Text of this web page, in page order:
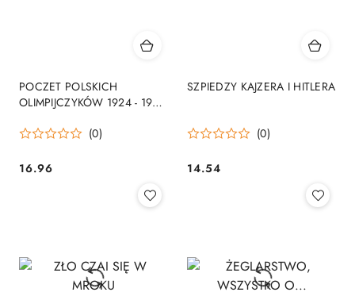
POCZET POLSKICH
OLIMPIJCZYKÓW 1924 - 1984
(0)
Cena:
16.96
SZPIEDZY KAJZERA I HITLERA
(0)
Cena:
14.54